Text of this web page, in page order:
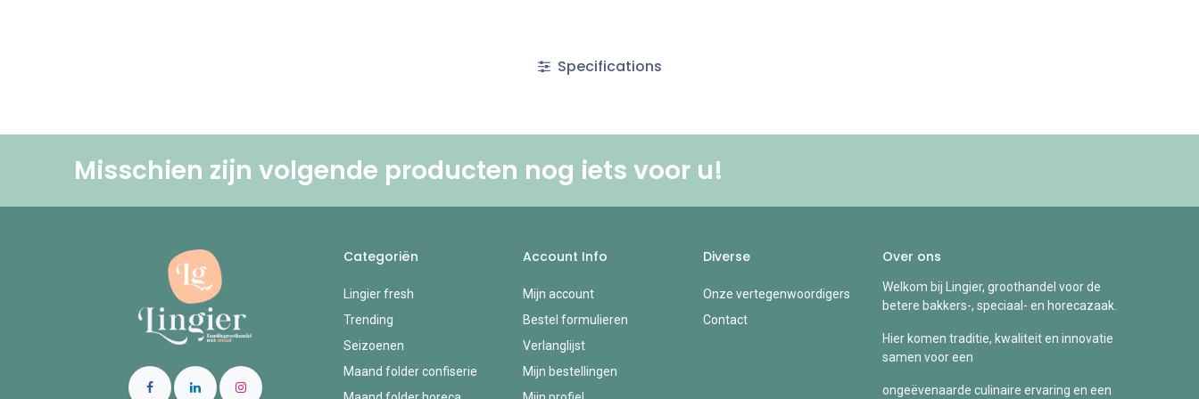
Specifications
Misschien zijn volgende producten nog iets voor u! ​
Categoriën
Lingier fresh
Trending
Seizoenen
Maand folder confiserie
Account Info
Mijn account
Bestel formulieren
Verlanglijst
Mijn bestellingen
Diverse
Onze vertegenwoordigers
Contact
Over ons
Welkom bij Lingier, groothandel voor de
betere bakkers-, speciaal- en horecazaak.
Hier komen traditie, kwaliteit en innovatie
samen voor een
ongeëvenaarde culinaire ervaring en een